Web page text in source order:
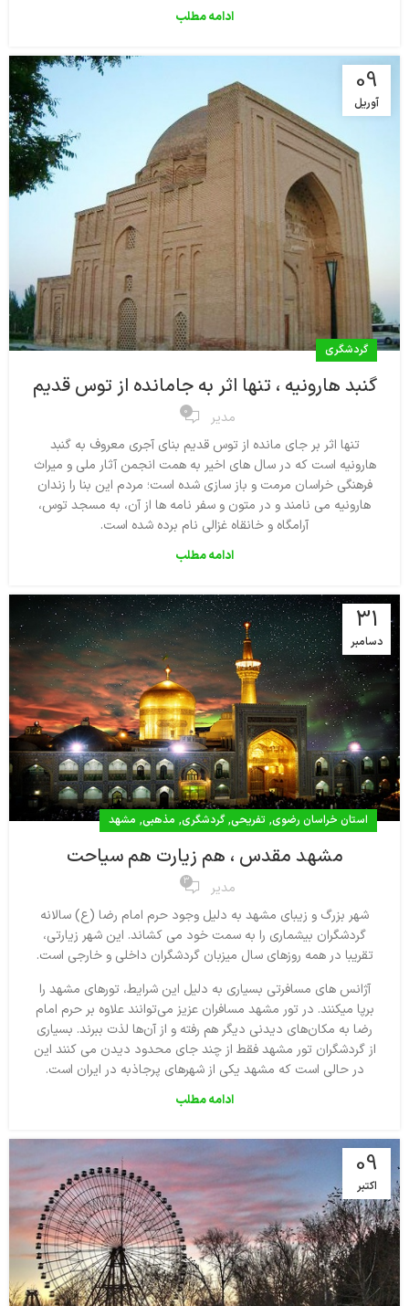
ادامه مطلب
09
آوریل
گردشگری
گنبد هارونیه ، تنها اثر به جامانده از توس قدیم
مدیر 0
تنها اثر بر جای مانده از توس قدیم بنای آجری معروف به گنبد
هارونیه است که در سال های اخیر به همت انجمن آثار ملی و میراث
فرهنگی خراسان مرمت و باز سازی شده است؛ مردم این بنا را زندان
هارونیه می نامند و در متون و سفر نامه ها از آن، به مسجد توس،
آرامگاه و خانقاه غزالی نام برده شده است.
ادامه مطلب
31
دسامبر
استان خراسان رضوی, تفریحی,گردشگری, مذهبی, مشهد
مشهد مقدس ، هم زیارت هم سیاحت
مدیر 3
شهر بزرگ و زیبای مشهد به دلیل وجود حرم امام رضا (ع) سالانه
گردشگران بیشماری را به سمت خود می کشاند. این شهر زیارتی،
تقریبا در همه روزهای سال میزبان گردشگران داخلی و خارجی است.
آژانس های مسافرتی بسیاری به دلیل این شرایط، تورهای مشهد را
برپا میکنند. در تور مشهد مسافران عزیز می‌توانند علاوه بر حرم امام
رضا به مکان‌های دیدنی دیگر هم رفته و از آن‌ها لذت ببرند. بسیاری
از گردشگران تور مشهد فقط از چند جای محدود دیدن می کنند این
در حالی است که مشهد یکی از شهرهای پرجاذبه در ایران است.
ادامه مطلب
09
اکتبر